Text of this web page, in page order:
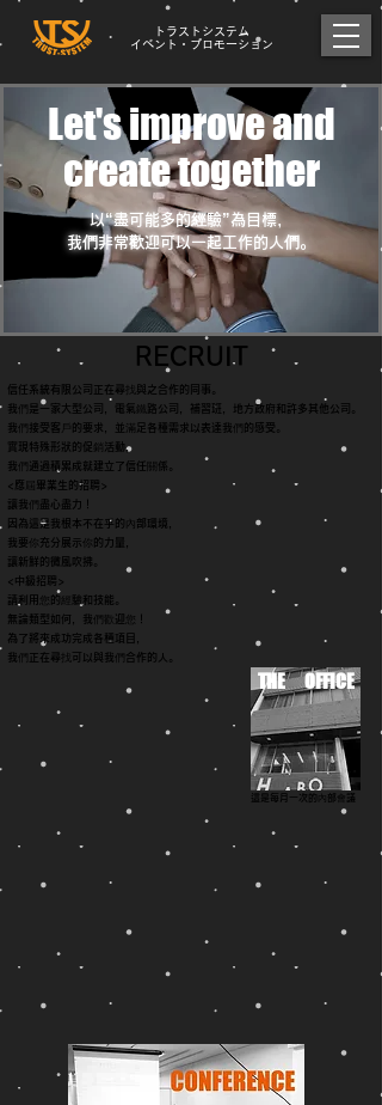
トラストシステム
イベント・プロモーション
Let's improve and
create together
以“盡可能多的經驗”為目標，
我們非常歡迎可以一起工作的人們。
RECRUIT
信任系統有限公司正在尋找與之合作的同事。
我們是一家大型公司，電氣鐵路公司，補習班，地方政府和許多其他公司。
我們接受客戶的要求，並滿足各種需求以表達我們的感受。
實現特殊形狀的促銷活動，
我們通過積累成就建立了信任關係。
<應屆畢業生的招聘>
讓我們盡心盡力！
因為這是我根本不在乎的內部環境，
我要你充分展示你的力量，
讓新鮮的微風吹拂。
<中級招聘>
請利用您的經驗和技能。
無論類型如何，我們歡迎您！
為了將來成功完成各種項目，
我們正在尋找可以與我們合作的人。
THE OFFICE
這是每月一次的內部會議